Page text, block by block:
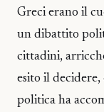
Greci erano il
un dibattito
cittadini,
esito il decidere,
politica ha